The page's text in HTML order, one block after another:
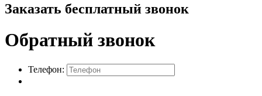
Заказать бесплатный звонок
Обратный звонок
Телефон: